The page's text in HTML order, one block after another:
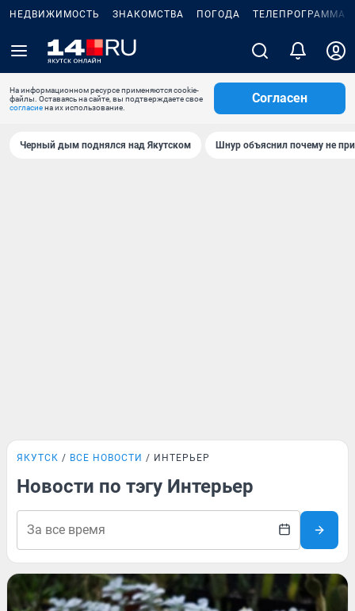
НЕДВИЖИМОСТЬ ЗНАКОМСТВА ПОГОДА ТЕЛЕПРОГРАММА
На информационном ресурсе применяются cookie-
файлы. Оставаясь на сайте, вы подтверждаете свое
согласиена их использование.
Согласен
Черный дым поднялся над Якутском Шнур объяснил почему не
ЯКУТСК ВСЕ НОВОСТИ ИНТЕРЬЕР
Новости по тэгу Интерьер